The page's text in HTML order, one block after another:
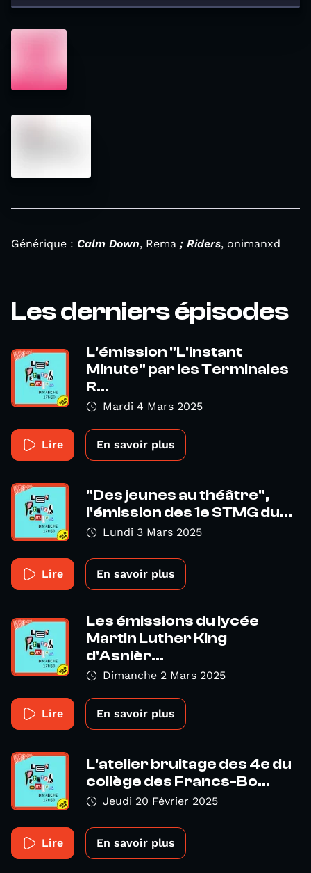
Générique : Calm Down, Rema ; Riders, onimanxd
Les derniers épisodes
L'émission "L'instant
Minute" par les Terminales
R...
Mardi 4 Mars 2025
Lire En savoir plus
"Des jeunes au théâtre",
l'émission des 1e STMG du...
Lundi 3 Mars 2025
Lire En savoir plus
Les émissions du lycée
Martin Luther King
d'Asnièr...
Dimanche 2 Mars 2025
Lire En savoir plus
L'atelier bruitage des 4e du
collège des Francs-Bo...
Jeudi 20 Février 2025
Lire En savoir plus